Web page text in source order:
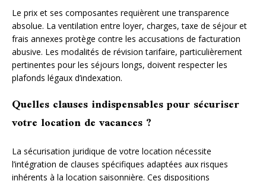
Le prix et ses composantes requièrent une transparence
absolue. La ventilation entre loyer, charges, taxe de séjour et
frais annexes protège contre les accusations de facturation
abusive. Les modalités de révision tarifaire, particulièrement
pertinentes pour les séjours longs, doivent respecter les
plafonds légaux d’indexation.
Quelles clauses indispensables pour sécuriser
votre location de vacances ?
La sécurisation juridique de votre location nécessite
l’intégration de clauses spécifiques adaptées aux risques
inhérents à la location saisonnière. Ces dispositions